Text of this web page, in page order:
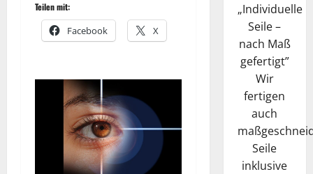
Teilen mit:
Facebook X
„Individuelle
Seile –
nach Maß
gefertigt”
Wir
fertigen
auch
Seile
inklusive